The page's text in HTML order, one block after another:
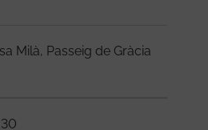
Milà, Passeig de Gràcia